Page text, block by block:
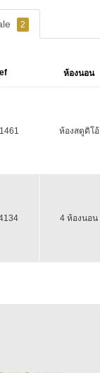
2
ห้องนอน
ห้องสตูดิโอ้
4 ห้องนอน